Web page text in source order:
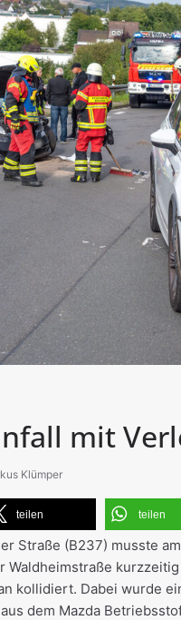
mit
Klümper
teilen teilen
Straße (B237) musste
Waldheimstraße
kollidiert. Dabei wurde
dem Mazda